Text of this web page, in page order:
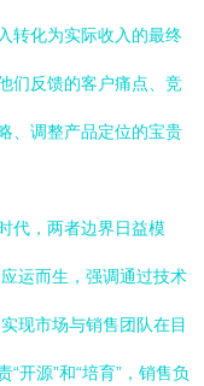
转化为实际收入的最终
们反馈的客户痛点、竞
、调整产品定位的宝贵
代，两者边界日益模
运而生，强调通过技术
现市场与销售团队在目
开源”和“培育”，销售负